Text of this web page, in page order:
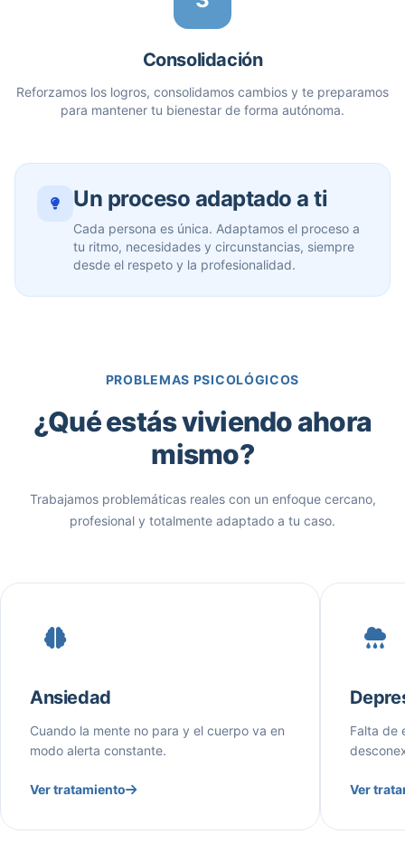
Consolidación
Reforzamos los logros, consolidamos cambios y te preparamos
para mantener tu bienestar de forma autónoma.
Un proceso adaptado a ti
Cada persona es única. Adaptamos el proceso a
tu ritmo, necesidades y circunstancias, siempre
desde el respeto y la profesionalidad.
PROBLEMAS PSICOLÓGICOS
¿Qué estás viviendo ahora
mismo?
Trabajamos problemáticas reales con un enfoque cercano,
profesional y totalmente adaptado a tu caso.
Ansiedad
Cuando la mente no para y el cuerpo va en
modo alerta constante.
Ver tratamiento
Falta de
Ver